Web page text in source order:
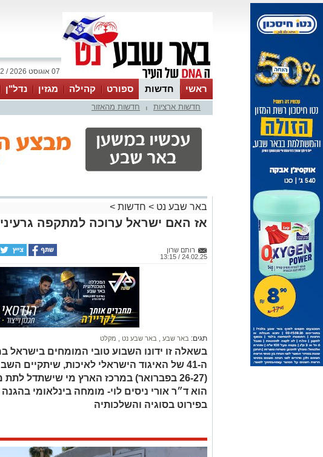
07 אוגוסט 2026 / 22:22
ראשי חדשות ספורט קהילה מגזין נדל"ן
עסקים
טיפים והמלצותחדשות ארציות חדשות מהאזור
באר שבע נט > חדשות >
אז האם ישראל ערוכה למתקפה
רותם שרון
24.02.25 / 13:15
תגים: באר שבע באר שבע נט מקלט
בשאלה זו ידונו השבוע טובי המומחים בישראל
ה-41 של האיגוד הישראלי לאיכות, שיתקיים
(26-27 בפברואר) במרכז הארץ מי שישתדל
הוא ד״ר אורי ניסים לוי- מומחה בינלאומי
בפירוט בסוגיה והשלכותיה